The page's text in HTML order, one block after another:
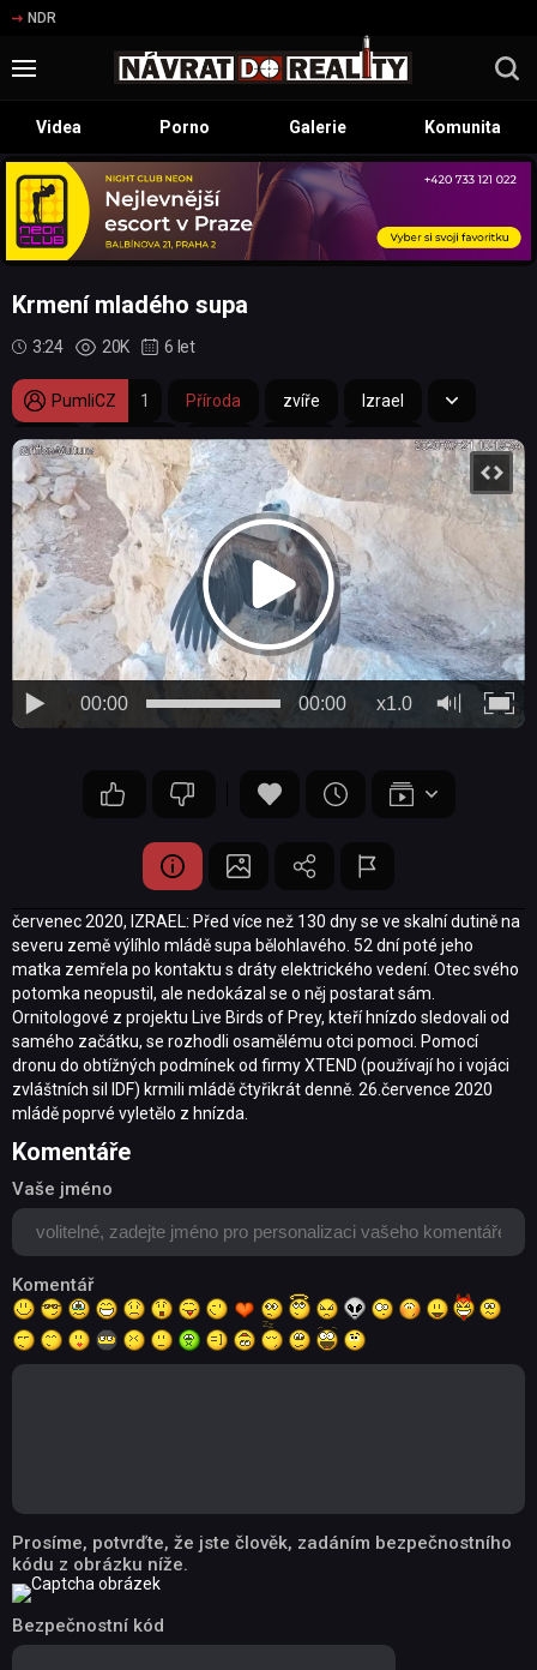
NDR
Videa Porno Galerie Komunita
Krmení mladého supa
3:24 20K 6 let
PumliCZ 1 Příroda zvíře Izrael
dron příroda pták skála mládě
potrava sup mrchožrout
00:00 x1.0
00:00
červenec 2020, IZRAEL: Před více než 130 dny se ve skalní dutině na
severu země výlíhlo mládě supa bělohlavého. 52 dní poté jeho
matka zemřela po kontaktu s dráty elektrického vedení. Otec svého
potomka neopustil, ale nedokázal se o něj postarat sám.
Ornitologové z projektu Live Birds of Prey, kteří hnízdo sledovali od
samého začátku, se rozhodli osamělému otci pomoci. Pomocí
dronu do obtížných podmínek od firmy XTEND (používají ho i vojáci
zvláštních sil IDF) krmili mládě čtyřikrát denně. 26.července 2020
mládě poprvé vyletělo z hnízda.
Komentáře
Vaše jméno
Komentář
Prosíme, potvrďte, že jste člověk, zadáním bezpečnostního
kódu z obrázku níže.
Bezpečnostní kód